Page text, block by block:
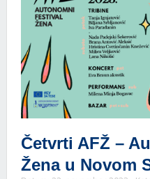
Četvrti AFŽ –
Žena u Novom